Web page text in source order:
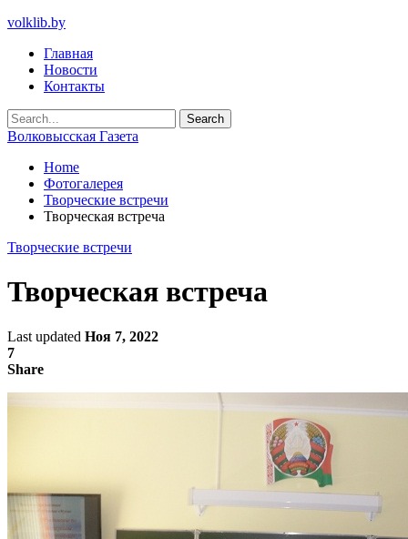
volklib.by
Главная
Новости
Контакты
Волковысская Газета
Home
Фотогалерея
Творческие встречи
Творческая встреча
Творческие встречи
Творческая встреча
Last updated Ноя 7, 2022
7
Share